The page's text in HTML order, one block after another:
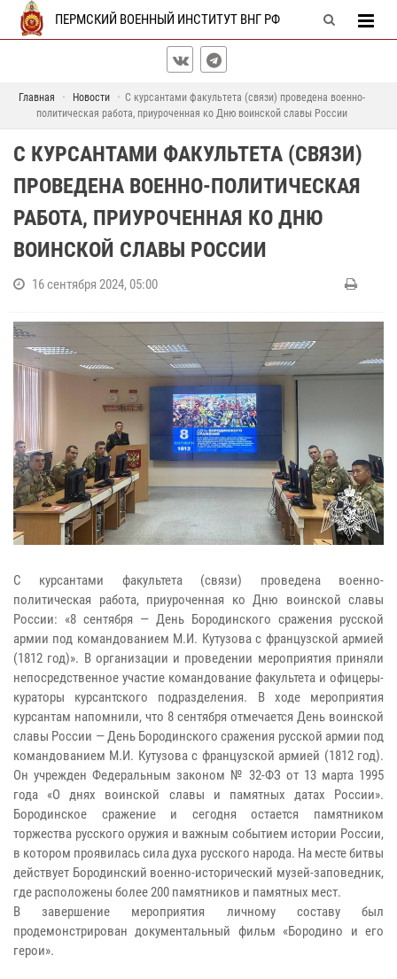
ПЕРМСКИЙ ВОЕННЫЙ ИНСТИТУТ ВНГ РФ
Главная Новости
С курсантами факультета (связи) проведена военно-
политическая работа, приуроченная ко Дню воинской славы России
С КУРСАНТАМИ ФАКУЛЬТЕТА (СВЯЗИ)
ПРОВЕДЕНА ВОЕННО-ПОЛИТИЧЕСКАЯ
РАБОТА, ПРИУРОЧЕННАЯ КО ДНЮ
ВОИНСКОЙ СЛАВЫ РОССИИ
16 сентября 2024, 05:00
С курсантами факультета (связи) проведена военно-
политическая работа, приуроченная ко Дню воинской славы
России: «8 сентября — День Бородинского сражения русской
армии под командованием М.И. Кутузова с французской армией
(1812 год)». В организации и проведении мероприятия приняли
непосредственное участие командование факультета и офицеры-
кураторы курсантского подразделения. В ходе мероприятия
курсантам напомнили, что 8 сентября отмечается День воинской
славы России — День Бородинского сражения русской армии под
командованием М.И. Кутузова с французской армией (1812 год).
Он учрежден Федеральным законом № 32-ФЗ от 13 марта 1995
года «О днях воинской славы и памятных датах России».
Бородинское сражение и сегодня остается памятником
торжества русского оружия и важным событием истории России,
в котором проявилась сила духа русского народа. На месте битвы
действует Бородинский военно-исторический музей-заповедник,
где расположены более 200 памятников и памятных мест.
В завершение мероприятия личному составу был
продемонстрирован документальный фильм «Бородино и его
герои».